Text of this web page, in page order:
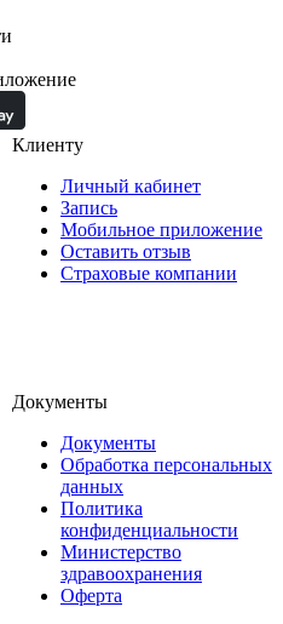
Клиенту
Личный кабинет
Запись
Мобильное приложение
Оставить отзыв
Страховые компании
Документы
Документы
Обработка персональных
данных
Политика
конфиденциальности
Министерство
здравоохранения
Оферта